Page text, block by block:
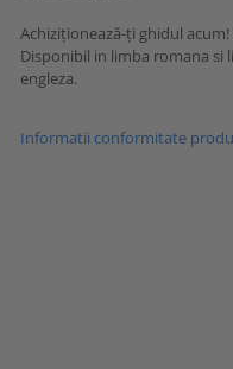
Achiziționează-ți ghidul acum!
Disponibil in limba romana si
engleza.
Informatii conformitate